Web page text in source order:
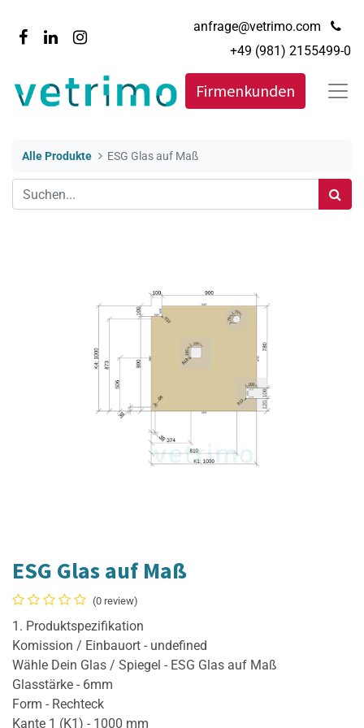
anfrage@vetrimo.com
+49 (981) 2155499-0
Firmenkunden
Alle Produkte ESG Glas auf Maß
ESG Glas auf Maß
(0 review)
1. Produktspezifikation
Komission / Einbauort - undefined
Wähle Dein Glas / Spiegel - ESG Glas auf Maß
Glasstärke - 6mm
Form - Rechteck
Kante 1 (K1) - 1000 mm